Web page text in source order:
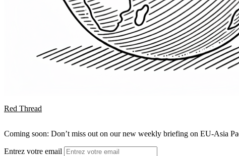
Red Thread
Coming soon: Don’t miss out on our new weekly briefing on EU-Asia
Entrez votre email